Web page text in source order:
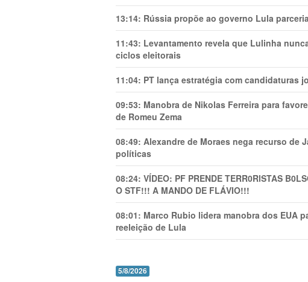
13:14: Rússia propõe ao governo Lula
11:43: Levantamento revela que Lulinha
ciclos eleitorais
11:04: PT lança estratégia com candidaturas
09:53: Manobra de Nikolas Ferreira para
de Romeu Zema
08:49: Alexandre de Moraes nega recurso de
políticas
08:24: VÍDEO: PF PRENDE TERR0RlSTAS
O STF!!! A MANDO DE FLÁVIO!!!
08:01: Marco Rubio lidera manobra dos EUA
reeleição de Lula
5/8/2026